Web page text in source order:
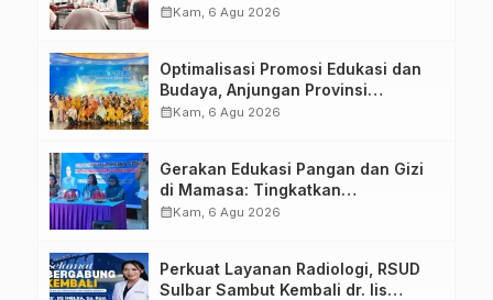
Aplikasi FLEKSI ASN
calendar_monthKam, 6 Agu 2026
Optimalisasi Promosi Edukasi dan
Budaya, Anjungan Provinsi
Sulawesi Barat Perkuat Kolaborasi
calendar_monthKam, 6 Agu 2026
Gerakan Edukasi Pangan dan Gizi
di Mamasa: Tingkatkan
Pengetahuan dan Keterampilan
calendar_monthKam, 6 Agu 2026
Perkuat Layanan Radiologi, RSUD
Sulbar Sambut Kembali dr. Iis